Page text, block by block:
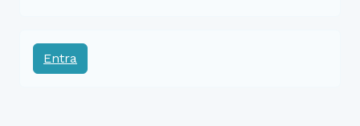
Entra